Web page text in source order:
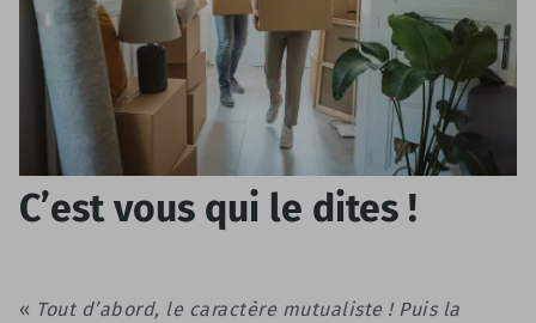
C’est vous qui le dites !
« Tout d’abord, le caractère mutualiste ! Puis la